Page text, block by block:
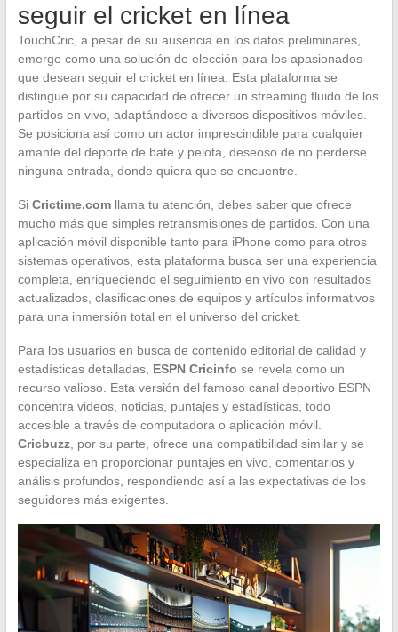
seguir el cricket en línea
TouchCric, a pesar de su ausencia en los datos preliminares,
emerge como una solución de elección para los apasionados
que desean seguir el cricket en línea. Esta plataforma se
distingue por su capacidad de ofrecer un streaming fluido de los
partidos en vivo, adaptándose a diversos dispositivos móviles.
Se posiciona así como un actor imprescindible para cualquier
amante del deporte de bate y pelota, deseoso de no perderse
ninguna entrada, donde quiera que se encuentre.
Si Crictime.comllama tu atención, debes saber que ofrece
mucho más que simples retransmisiones de partidos. Con una
aplicación móvil disponible tanto para iPhone como para otros
sistemas operativos, esta plataforma busca ser una experiencia
completa, enriqueciendo el seguimiento en vivo con resultados
actualizados, clasificaciones de equipos y artículos informativos
para una inmersión total en el universo del cricket.
Para los usuarios en busca de contenido editorial de calidad y
estadísticas detalladas, ESPN Cricinfo se revela como un
recurso valioso. Esta versión del famoso canal deportivo ESPN
concentra videos, noticias, puntajes y estadísticas, todo
accesible a través de computadora o aplicación móvil.
Cricbuzz, por su parte, ofrece una compatibilidad similar y se
especializa en proporcionar puntajes en vivo, comentarios y
análisis profundos, respondiendo así a las expectativas de los
seguidores más exigentes.